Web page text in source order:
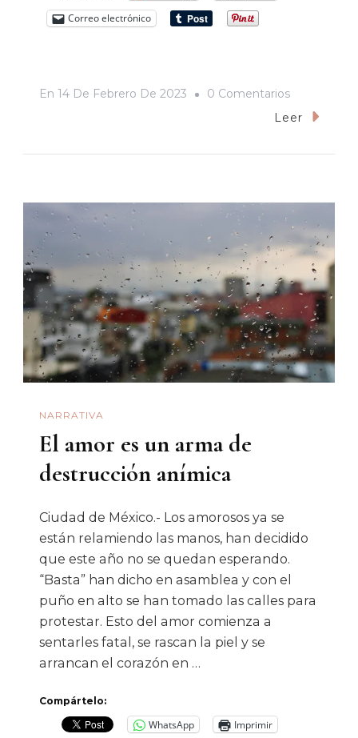
Correo electrónico
En 14 De Febrero De 2023 0 ComentariosEn
Congreso
Abierto
Con
La
Comunidad
Universitaria
De
La
Leer
NARRATIVA
El amor es un arma de
destrucción anímica
Ciudad de México.- Los amorosos ya se
están relamiendo las manos, han decidido
que este año no se quedan esperando.
“Basta” han dicho en asamblea y con el
puño en alto se han tomado las calles para
protestar. Esto del amor comienza a
sentarles fatal, se rascan la piel y se
arrancan el corazón en …
Compártelo:
WhatsApp Imprimir